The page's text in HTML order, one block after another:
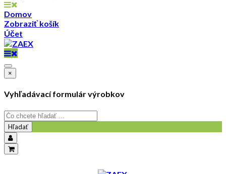
Domov
Zobraziť košík
Účet
×
Vyhľadávací formulár výrobkov
Hľadať